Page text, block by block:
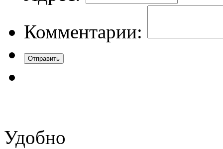
Комментарии:
Удобно